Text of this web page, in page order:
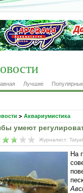
Лучшие
> Аквариумистика
умеют
Журналист:
На